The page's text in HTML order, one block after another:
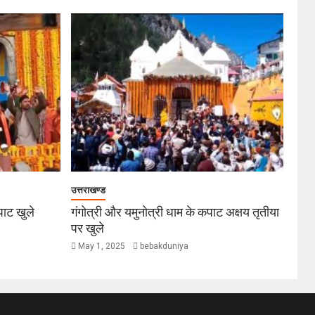
खुले
उत्तराखण्ड
गंगोत्री और यमुनोत्री धाम के कपाट अक्षय तृतीया
पर खुले
May 1, 2025 bebakduniya